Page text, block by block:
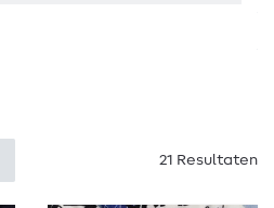
21 Resultaten